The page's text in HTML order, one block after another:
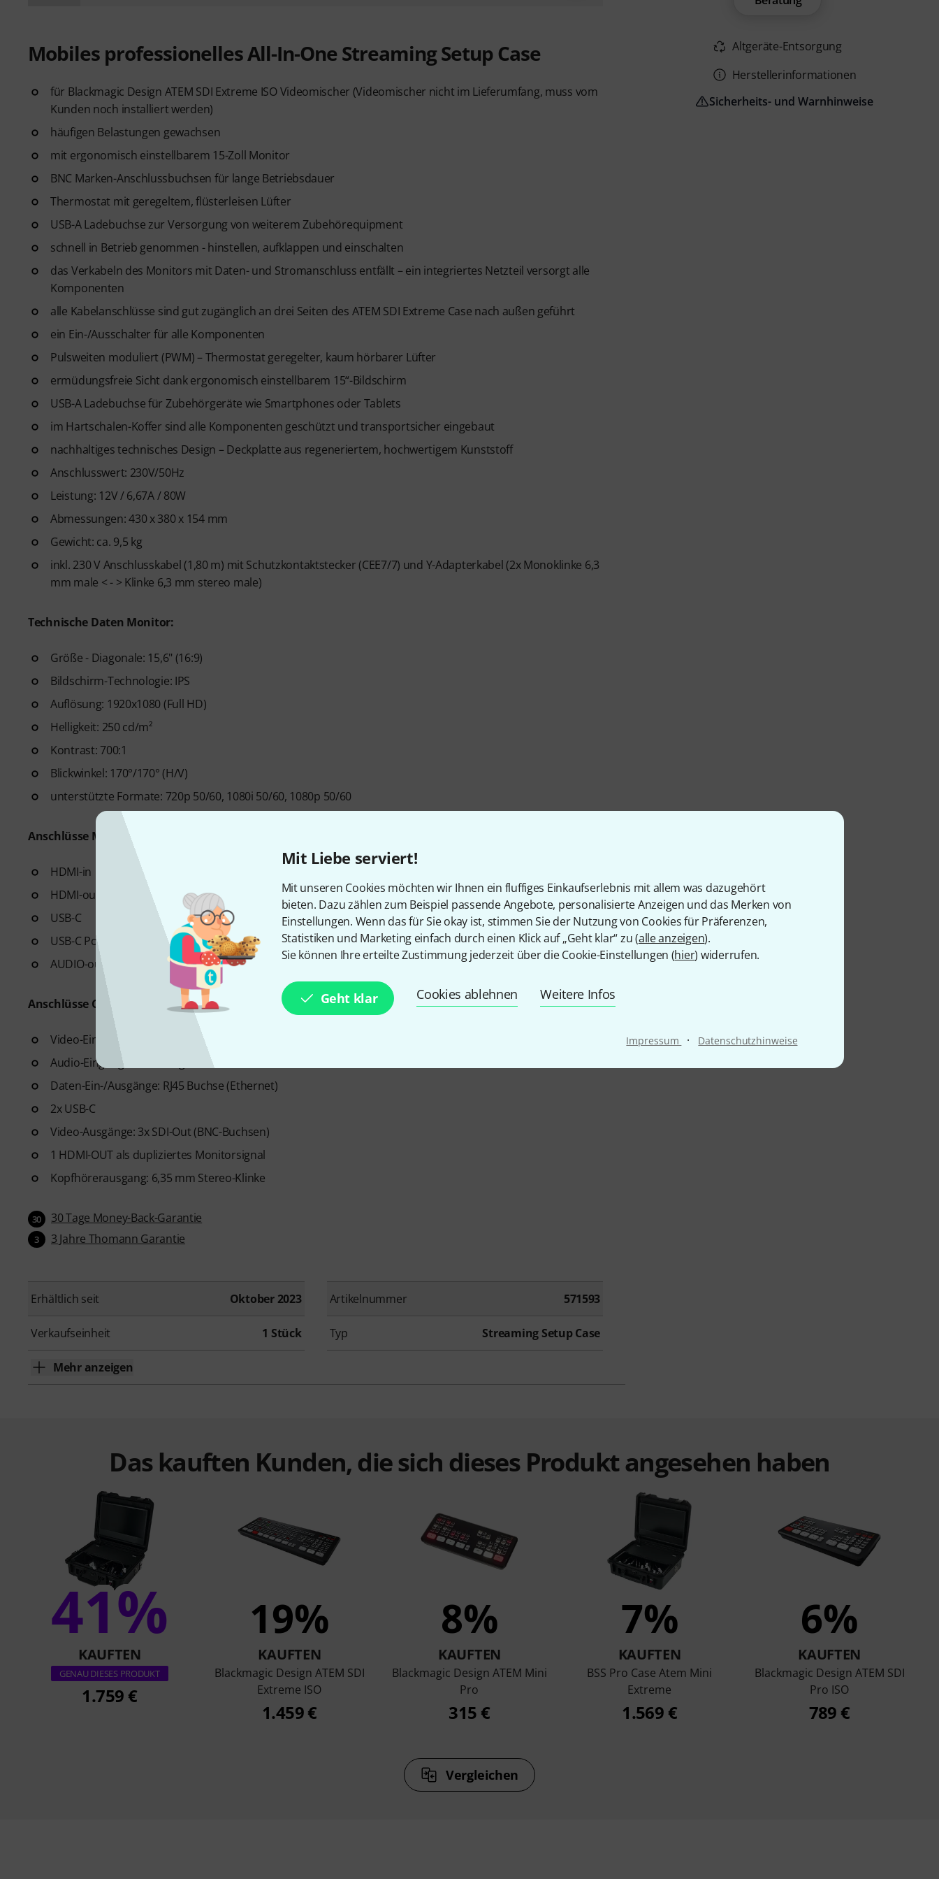
Mit Liebe serviert!
Mit unseren Cookies möchten wir Ihnen ein fluffiges Einkaufserlebnis mit allem was dazugehört
bieten. Dazu zählen zum Beispiel passende Angebote, personalisierte Anzeigen und das Merken von
Einstellungen. Wenn das für Sie okay ist, stimmen Sie der Nutzung von Cookies für Präferenzen,
Statistiken und Marketing einfach durch einen Klick auf „Geht klar“ zu (alle anzeigen).
Sie können Ihre erteilte Zustimmung jederzeit über die Cookie-Einstellungen (hier) widerrufen.
Geht klar Cookies ablehnen Weitere Infos
Impressum · Datenschutzhinweise
Mobiles professionelles All-In-One Streaming Setup Case
für Blackmagic Design ATEM SDI Extreme ISO Videomischer (Videomischer nicht im Lieferumfang, muss vom
Kunden noch installiert werden)
häufigen Belastungen gewachsen
mit ergonomisch einstellbarem 15-Zoll Monitor
BNC Marken-Anschlussbuchsen für lange Betriebsdauer
Thermostat mit geregeltem, flüsterleisen Lüfter
USB-A Ladebuchse zur Versorgung von weiterem Zubehörequipment
schnell in Betrieb genommen - hinstellen, aufklappen und einschalten
das Verkabeln des Monitors mit Daten- und Stromanschluss entfällt – ein integriertes Netzteil versorgt alle
Komponenten
alle Kabelanschlüsse sind gut zugänglich an drei Seiten des ATEM SDI Extreme Case nach außen geführt
ein Ein-/Ausschalter für alle Komponenten
Pulsweiten moduliert (PWM) – Thermostat geregelter, kaum hörbarer Lüfter
ermüdungsfreie Sicht dank ergonomisch einstellbarem 15“-Bildschirm
USB-A Ladebuchse für Zubehörgeräte wie Smartphones oder Tablets
im Hartschalen-Koffer sind alle Komponenten geschützt und transportsicher eingebaut
nachhaltiges technisches Design – Deckplatte aus regeneriertem, hochwertigem Kunststoff
Anschlusswert: 230V/50Hz
Leistung: 12V / 6,67A / 80W
Abmessungen: 430 x 380 x 154 mm
Gewicht: ca. 9,5 kg
inkl. 230 V Anschlusskabel (1,80 m) mit Schutzkontaktstecker (CEE7/7) und Y-Adapterkabel (2x Monoklinke 6,3
mm male < - > Klinke 6,3 mm stereo male)
Technische Daten Monitor:
Größe - Diagonale: 15,6" (16:9)
Bildschirm-Technologie: IPS
Auflösung: 1920x1080 (Full HD)
Helligkeit: 250 cd/m²
Kontrast: 700:1
Blickwinkel: 170°/170° (H/V)
unterstützte Formate: 720p 50/60, 1080i 50/60, 1080p 50/60
Anschlüsse Monitor:
HDMI-in
HDMI-out
USB-C
USB-C Power
AUDIO-out
Anschlüsse Case:
Video-Eingänge: 8x SDI (BNC-Buchsen)
Audio-Eingänge: 2x verriegelbare 6,35 mm Stereo-Klinkenbuchsen
Daten-Ein-/Ausgänge: RJ45 Buchse (Ethernet)
2x USB-C
Video-Ausgänge: 3x SDI-Out (BNC-Buchsen)
1 HDMI-OUT als dupliziertes Monitorsignal
Kopfhörerausgang: 6,35 mm Stereo-Klinke
30 30 Tage Money-Back-Garantie
3 3 Jahre Thomann Garantie
Erhältlich seit Oktober 2023 Artikelnummer 571593
Verkaufseinheit 1 Stück Typ Streaming Setup Case
Mehr anzeigen
Altgeräte-Entsorgung
Herstellerinformationen
Sicherheits- und Warnhinweise
Das kauften Kunden, die sich dieses Produkt angesehen haben
41%
KAUFTEN
GENAU DIESES PRODUKT
1.759 €
19%
KAUFTEN
Blackmagic Design ATEM SDI
Extreme ISO
1.459 €
8%
KAUFTEN
Blackmagic Design ATEM Mini
Pro
315 €
7%
KAUFTEN
BSS Pro Case Atem Mini
Extreme
1.569 €
6%
KAUFTEN
Blackmagic Design ATEM SDI
Pro ISO
789 €
Vergleichen